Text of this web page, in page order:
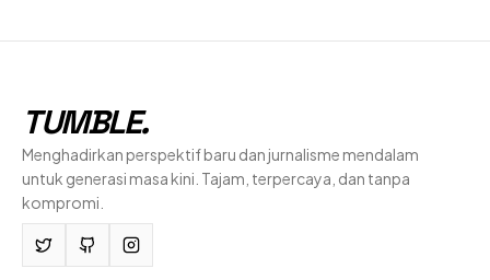
TUMBLE.
Menghadirkan perspektif baru dan jurnalisme mendalam
untuk generasi masa kini. Tajam, terpercaya, dan tanpa
kompromi.